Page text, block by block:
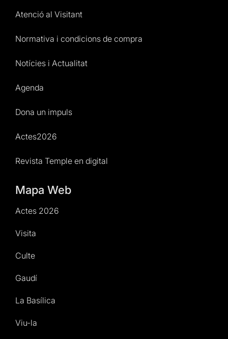
Atenció al Visitant
Normativa i condicions de compra
Notícies i Actualitat
Agenda
Dona un impuls
Actes2026
Revista Temple en digital
Mapa Web
Actes 2026
Visita
Culte
Gaudí
La Basílica
Viu-la